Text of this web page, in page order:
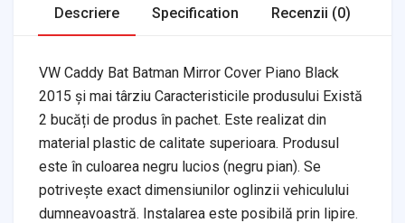
Descriere Specification Recenzii (0)
VW Caddy Bat Batman Mirror Cover Piano Black
2015 și mai târziu Caracteristicile produsului Există
2 bucăți de produs în pachet. Este realizat din
material plastic de calitate superioara. Produsul
este în culoarea negru lucios (negru pian). Se
potrivește exact dimensiunilor oglinzii vehiculului
dumneavoastră. Instalarea este posibilă prin lipire.